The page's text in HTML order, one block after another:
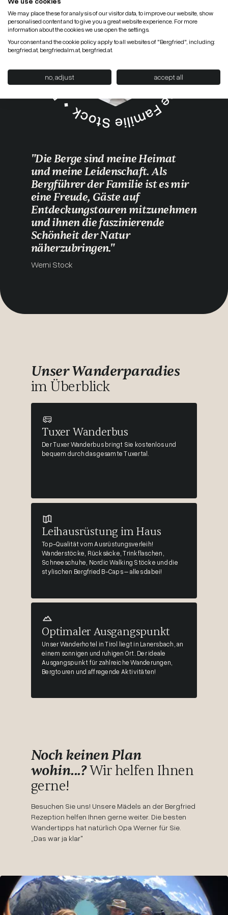
"Die Berge sind meine Heimat
und meine Leidenschaft. Als
Bergführer der Familie ist es mir
eine Freude, Gäste auf
Entdeckungstouren mitzunehmen
und ihnen die faszinierende
Schönheit der Natur
näherzubringen."
Werni Stock
Unser Wanderparadies
im Überblick
Tuxer Wanderbus
Der Tuxer Wanderbus bringt Sie kostenlos und
bequem durch das gesamte Tuxertal.
Leihausrüstung im Haus
Top-Qualität vom Ausrüstungsverleih!
Wanderstöcke, Rücksäcke, Trinkflaschen,
Schneeschuhe, Nordic Walking Stöcke und die
stylischen Bergfried B-Caps – alles dabei!
Optimaler Ausgangspunkt
Unser Wanderhotel in Tirol liegt in Lanersbach, an
einem sonnigen und ruhigen Ort. Der ideale
Ausgangspunkt für zahlreiche Wanderungen,
Bergtouren und affregende Aktivitäten!
Noch keinen Plan
wohin...?Wir helfen Ihnen
gerne!
Besuchen Sie uns! Unsere Mädels an der Bergfried
Rezeption helfen Ihnen gerne weiter. Die besten
Wandertipps hat natürlich Opa Werner für Sie.
„Das war ja klar"
We may place these for analysis of our visitor data, to improve our website, show
personalised content and to give you a great website experience. For more
information about the cookies we use open the settings.
Your consent and the cookie policy apply to all websites of "Bergfried", including:
bergfried.at, bergfriedalm.at, bergfried.at.
no, adjust accept all